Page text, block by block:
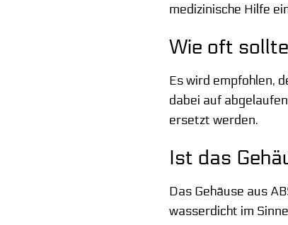
medizinische Hilfe
Wie oft
Es wird empfohlen,
dabei auf
ersetzt werden.
Ist das
Das Gehäuse aus
wasserdicht im